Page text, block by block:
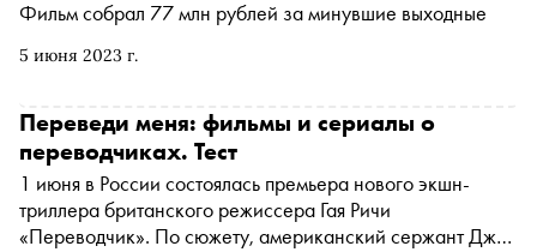
5 июня 2023 г.
Фильм собрал 77 млн рублей за минувшие выходные
Переведи меня: фильмы и сериалы о
переводчиках. Тест
1 июня в России состоялась премьера нового экшн-
триллера британского режиссера Гая Ричи
«Переводчик». По сюжету, американский сержант Джон